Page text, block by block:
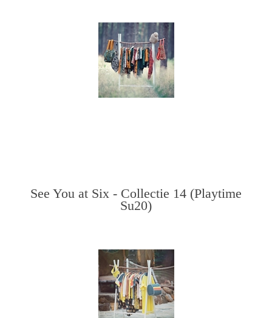
See You at Six - Collectie 14 (Playtime
Su20)